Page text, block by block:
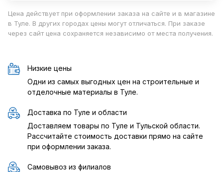
Цена действует при оформлении заказа на сайте и в магазине
в Туле. В других городах цены могут отличаться. При заказе
через сайт цена сохраняется независимо от места получения.
Низкие цены
Одни из самых выгодных цен на строительные и
отделочные материалы в Туле.
Доставка по Туле и области
Доставляем товары по Туле и Тульской области.
Рассчитайте стоимость доставки прямо на сайте
при оформлении заказа.
Самовывоз из филиалов